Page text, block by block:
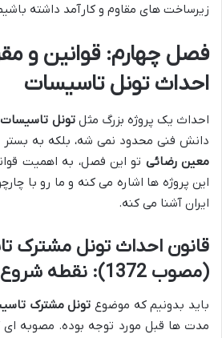
زیرساخت های مقاوم و کارآمد داشته
فصل چهارم: قوانین و
احداث تونل تاسیسات
احداث یک پروژه بزرگ مثلتونل
دانش فنی محدود نمی شه، بلکه به بستر
معین رضائی تو این فصل، به اهمیت
این پروژه ها اشاره می کنه و ما رو با
ایران آشنا می کنه.
قانون احداث تونل مشترک
(مصوب 1372): نقطه شروع
باید بدونیم که موضوع تونل مشترک